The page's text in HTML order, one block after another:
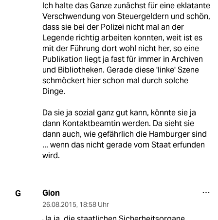
Ich halte das Ganze zunächst für eine eklatante
Verschwendung von Steuergeldern und schön,
dass sie bei der Polizei nicht mal an der
Legende richtig arbeiten konnten, weit ist es
mit der Führung dort wohl nicht her, so eine
Publikation liegt ja fast für immer in Archiven
und Bibliotheken. Gerade diese 'linke' Szene
schmöckert hier schon mal durch solche
Dinge.
Da sie ja sozial ganz gut kann, könnte sie ja
dann Kontaktbeamtin werden. Da sieht sie
dann auch, wie gefährlich die Hamburger sind
... wenn das nicht gerade vom Staat erfunden
wird.
G Gion
26.08.2015, 18:58 Uhr